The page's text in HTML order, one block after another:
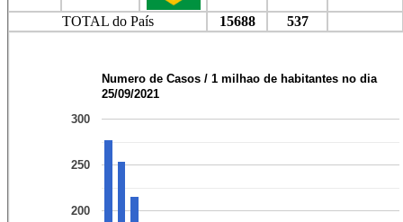
TOTAL do País
15688 537
Numero de Casos / 1 milhao de habitantes no dia
25/09/2021
200
250
300